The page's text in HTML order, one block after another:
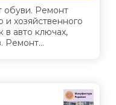
обуви. Ремонт
и хозяйственного
в авто ключах,
Ремонт...